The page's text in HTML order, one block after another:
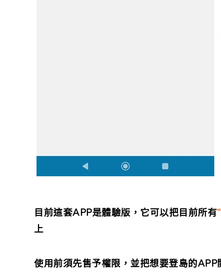
目前這套APP是體驗版，它可以把目前所有
上
使用前須先售予權限，並把想要登島的